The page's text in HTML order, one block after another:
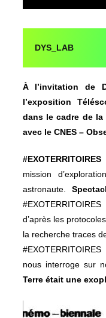
DYS_LAB
À l’invitation de
l’exposition
dans le cadre de la
avec le CNES –
#EXOTERRITOIRES
mission
astronaute.
d’après les
la recherche traces
nous interroge sur
Terre était une